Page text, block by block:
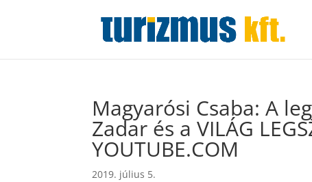
Magyarósi Csaba: A
Zadar és a VILÁG
YOUTUBE.COM
2019. július 5.